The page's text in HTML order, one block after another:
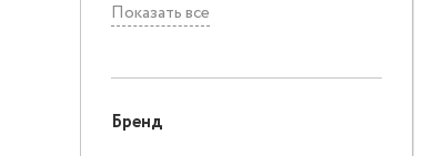
Показать все
Бренд